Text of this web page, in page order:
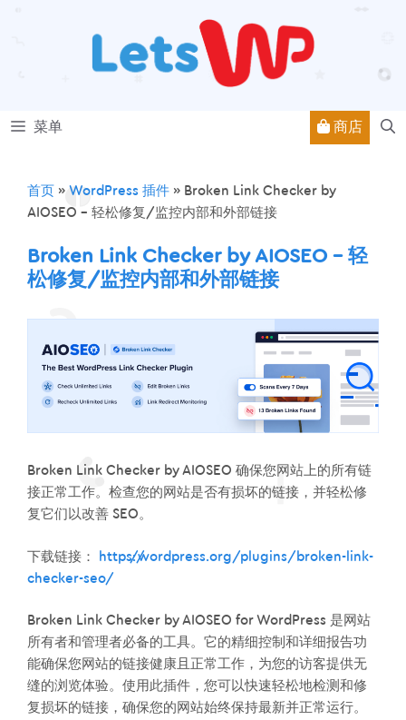
菜单 商店
首页 » WordPress 插件 » Broken Link Checker by
AIOSEO – 轻松修复/监控内部和外部链接
Broken Link Checker by AIOSEO – 轻
松修复/监控内部和外部链接
Broken Link Checker by AIOSEO 确保您网站上的所有链
接正常工作。检查您的网站是否有损坏的链接，并轻松修
复它们以改善 SEO。
下载链接：
https://wordpress.org/plugins/broken-link-
checker-seo/
Broken Link Checker by AIOSEO for WordPress 是网站
所有者和管理者必备的工具。它的精细控制和详细报告功
能确保您网站的链接健康且正常工作，为您的访客提供无
缝的浏览体验。使用此插件，您可以快速轻松地检测和修
复损坏的链接，确保您的网站始终保持最新并正常运行。